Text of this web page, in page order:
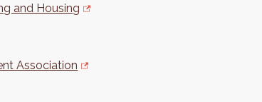
and Housing
Association